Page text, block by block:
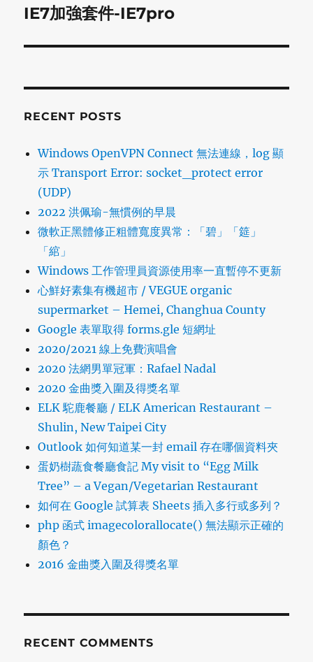
Next
IE7加強套件-IE7pro
RECENT POSTS
Windows OpenVPN Connect 無法連線，log 顯
示 Transport Error: socket_protect error
(UDP)
2022 洪佩瑜-無慣例的早晨
微軟正黑體修正粗體寬度異常：「碧」「筵」
「綰」
Windows 工作管理員資源使用率一直暫停不更新
心鮮好素集有機超市 / VEGUE organic
supermarket – Hemei, Changhua County
Google 表單取得 forms.gle 短網址
2020/2021 線上免費演唱會
2020 法網男單冠軍：Rafael Nadal
2020 金曲獎入圍及得獎名單
ELK 駝鹿餐廳 / ELK American Restaurant –
Shulin, New Taipei City
Outlook 如何知道某一封 email 存在哪個資料夾
蛋奶樹蔬食餐廳食記 My visit to “Egg Milk
Tree” – a Vegan/Vegetarian Restaurant
如何在 Google 試算表 Sheets 插入多行或多列？
php 函式 imagecolorallocate() 無法顯示正確的
顏色？
2016 金曲獎入圍及得獎名單
RECENT COMMENTS